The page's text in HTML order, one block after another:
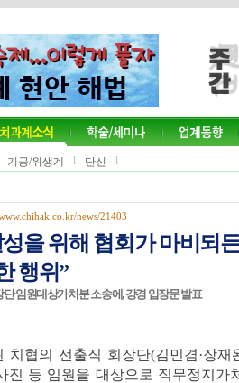
기공/위생계 l 단신 l
news/21403
을 위해 협회가 마비되
행위”
단 임원대상가처분 소송에, 강경 입장문 발표
치협의 선출직 회장단(김민겸·장재
진 등 임원을 대상으로 직무정지